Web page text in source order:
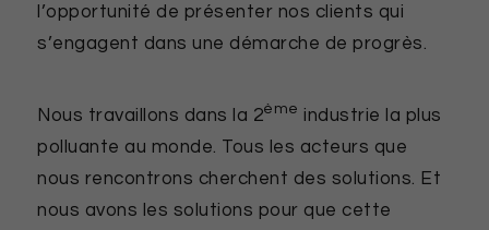
l’opportunité de présenter nos clients qui
s’engagent dans une démarche de progrès.
Nous travaillons dans la 2ème industrie la plus
polluante au monde. Tous les acteurs que
nous rencontrons cherchent des solutions. Et
nous avons les solutions pour que cette